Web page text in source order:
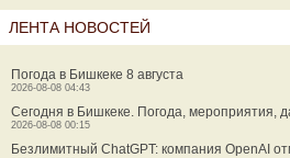
ЛЕНТА НОВОСТЕЙ
Погода в Бишкеке 8 августа
2026-08-08 04:43
Сегодня в Бишкеке. Погода, мероприятия,
2026-08-08 00:15
Безлимитный ChatGPT: компания OpenAI